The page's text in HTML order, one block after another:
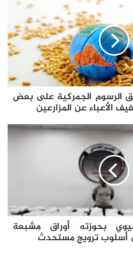
الرسوم الجمركية على بعض
الأعباء عن المزارعين
بحوزته أوراق مشبعة
أسلوب ترويج مستحدث